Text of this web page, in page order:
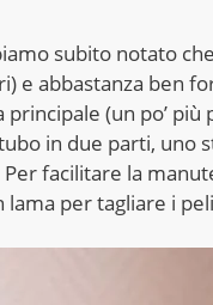
subito notato
e abbastanza ben
(un po’ più
in due parti, uno
facilitare la
lama per tagliare i